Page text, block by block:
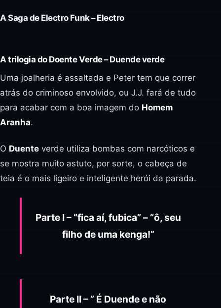
A Saga de Electro Funk – Electro
A trilogia do Doente Verde– Duende verde
Uma joalheria é assaltada e Peter tem que correr
atrás do criminoso envolvido, ou J.J. fará de tudo
para acabar com a boa imagem do Homem
Aranha.
O Duente verde utiliza bombas com narcóticos e
se mostra muito astuto, por sorte, o cabeça de
teia é o mais ligeiro e inteligente herói da parada.
Parte I – “fica aí, fubica” – “ô, seu
filho de uma kenga!”
Parte II – ” É Duende e não